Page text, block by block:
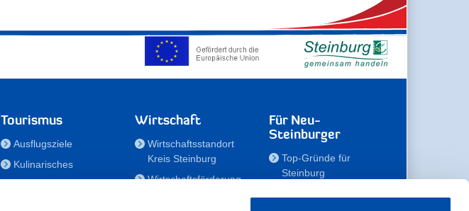
Tourismus
Ausflugsziele
Kulinarisches
Wirtschaft
Wirtschaftsstandort
Kreis Steinburg
Wirtschaftsförderung
Für Neu-
Steinburger
Top-Gründe für
Steinburg